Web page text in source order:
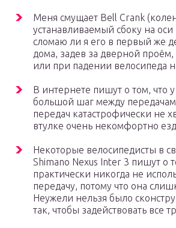
Меня смущает Bell Crank
устанавливаемый сбоку на оси
сломаю ли я его в первый же
дома, задев за дверной
или при падении велосипеда
В интернете пишут о том, что
большой шаг между
передач катастрофически не
втулке очень некомфортно
Некоторые велосипедисты в
Shimano Nexus Inter 3 пишут о
практически никогда не
передачу, потому что она
Неужели нельзя было
так, чтобы задействовать все